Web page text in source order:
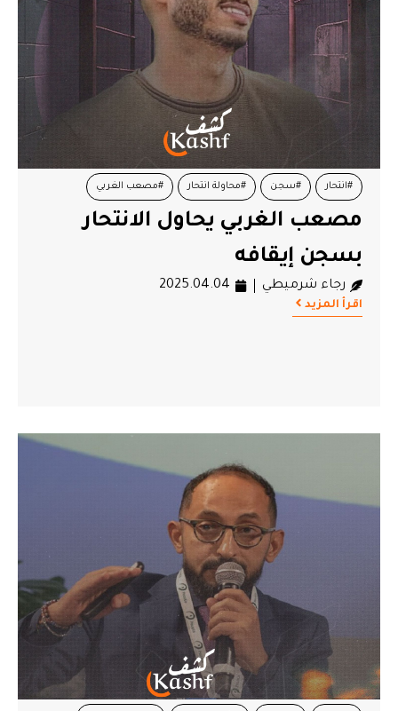
#انتحار #سجن #محاولة انتحار #مصعب الغربي
مصعب الغربي يحاول الانتحار
بسجن إيقافه
رجاء شرميطي 2025.04.04
اقرأ المزيد